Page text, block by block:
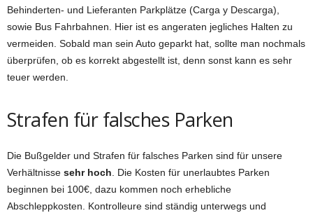
Behinderten- und Lieferanten Parkplätze (Carga y Descarga),
sowie Bus Fahrbahnen. Hier ist es angeraten jegliches Halten zu
vermeiden. Sobald man sein Auto geparkt hat, sollte man nochmals
überprüfen, ob es korrekt abgestellt ist, denn sonst kann es sehr
teuer werden.
Strafen für falsches Parken
Die Bußgelder und Strafen für falsches Parken sind für unsere
Verhältnisse sehr hoch . Die Kosten für unerlaubtes Parken
beginnen bei 100€, dazu kommen noch erhebliche
Abschleppkosten. Kontrolleure sind ständig unterwegs und